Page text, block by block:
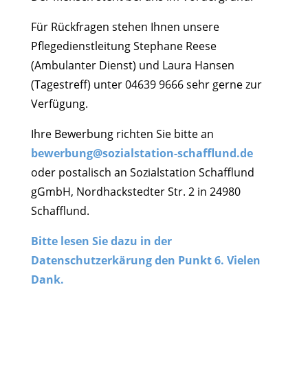
Für Rückfragen stehen Ihnen unsere
Pflegedienstleitung Stephane Reese
(Ambulanter Dienst) und Laura Hansen
(Tagestreff) unter 04639 9666 sehr gerne zur
Verfügung.
Ihre Bewerbung richten Sie bitte an
bewerbung@sozialstation-schafflund.de
oder postalisch an Sozialstation Schafflund
gGmbH, Nordhackstedter Str. 2 in 24980
Schafflund.
Bitte lesen Sie dazu in der
Datenschutzerkärung den Punkt 6. Vielen
Dank.